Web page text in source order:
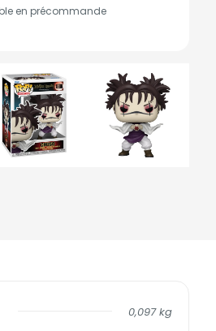
en précommande
0,097 kg